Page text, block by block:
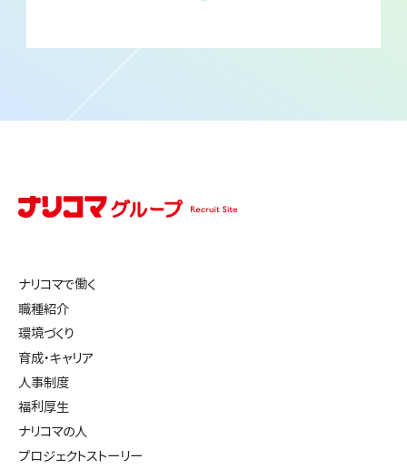
ナリコマで働く
職種紹介
環境づくり
育成・キャリア
人事制度
福利厚生
ナリコマの人
プロジェクトストーリー